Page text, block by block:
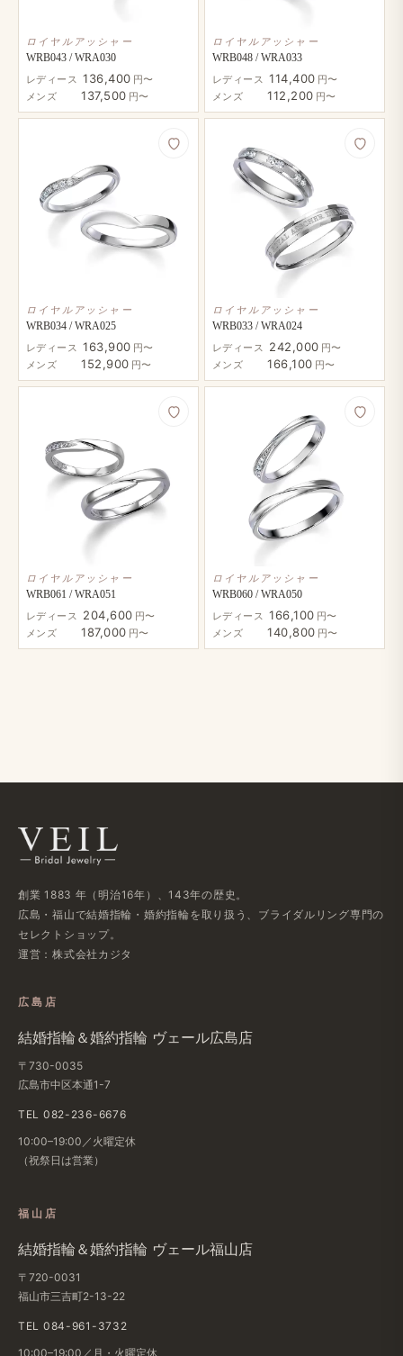
ロイヤルアッシャー
WRB043 / WRA030
レディース 136,400 円〜
メンズ
137,500 円〜
ロイヤルアッシャー
WRB048 / WRA033
レディース 114,400 円〜
メンズ
112,200 円〜
ロイヤルアッシャー
WRB034 / WRA025
レディース 163,900 円〜
メンズ
152,900 円〜
ロイヤルアッシャー
WRB033 / WRA024
レディース 242,000 円〜
メンズ
166,100 円〜
ロイヤルアッシャー
WRB061 / WRA051
レディース 204,600 円〜
メンズ
187,000 円〜
ロイヤルアッシャー
WRB060 / WRA050
レディース 166,100 円〜
メンズ
140,800 円〜
創業 1883 年​（明治16年）、​143年の​歴史。
広島・福山で​結婚指輪・婚約指輪を​取り扱う、​ブライダルリング専門の​
セレクトショップ。
運営：株式会社カジタ
広島店
結婚​指輪＆婚約指輪 ヴェール​広島店
〒730-0035
広島市中区本通1-7
TEL 082-236-6676
10:00–19:00／火曜定休
（祝祭日は​営業）
福山店
結婚​指輪＆婚約指輪 ヴェール福山店
〒720-0031
福山市三吉町2-13-22
TEL 084-961-3732
10:00–19:00／月・火曜定休